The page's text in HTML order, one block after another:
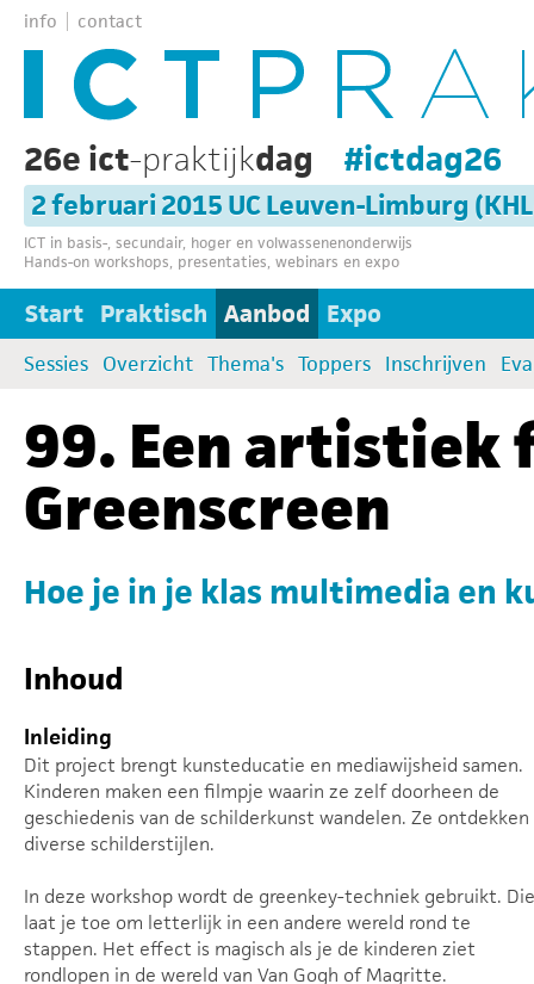
info contact
26e ict-praktijkdag #ictdag26
2 februari 2015 UC Leuven-Limburg
ICT in basis-, secundair, hoger en volwassenenonderwijs
Hands-on workshops, presentaties, webinars en expo
Start Praktisch Aanbod Expo
Sessies Overzicht Thema's Toppers Inschrijven
99. Een artistiek
Greenscreen
Hoe je in je klas multimedia en
Inhoud
Inleiding
Dit project brengt kunsteducatie en mediawijsheid samen.
Kinderen maken een filmpje waarin ze zelf doorheen de
geschiedenis van de schilderkunst wandelen. Ze ontdekken
diverse schilderstijlen.
In deze workshop wordt de greenkey-techniek gebruikt. Die
laat je toe om letterlijk in een andere wereld rond te
stappen. Het effect is magisch als je de kinderen ziet
rondlopen in de wereld van Van Gogh of Magritte.